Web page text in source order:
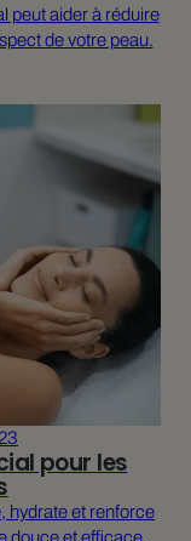
peut aider à réduire
de votre peau.
pour les
hydrate et renforce
douce et efficace.